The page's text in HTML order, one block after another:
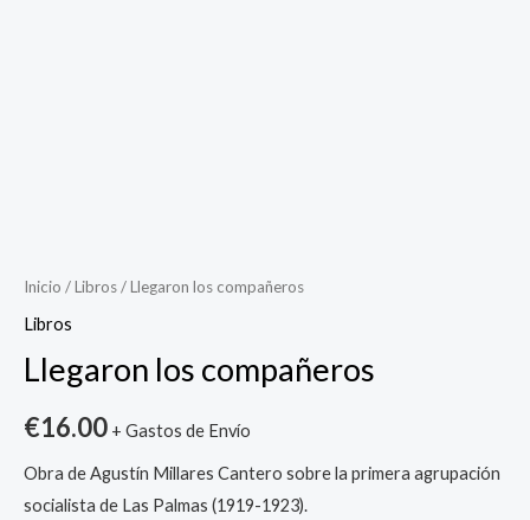
Inicio /Libros/ Llegaron los compañeros
Libros
Llegaron los compañeros
€16.00 + Gastos de Envío
Obra de Agustín Millares Cantero sobre la primera agrupación
socialista de Las Palmas (1919-1923).